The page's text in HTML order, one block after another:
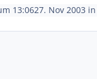
13:0627. Nov 2003 in